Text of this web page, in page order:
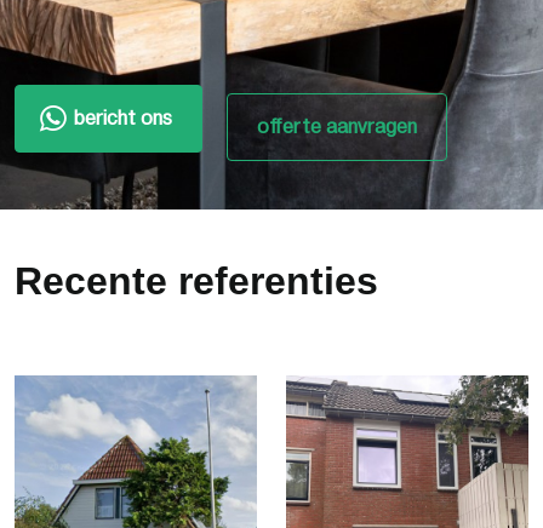
bericht ons offerte aanvragen
Recente referenties